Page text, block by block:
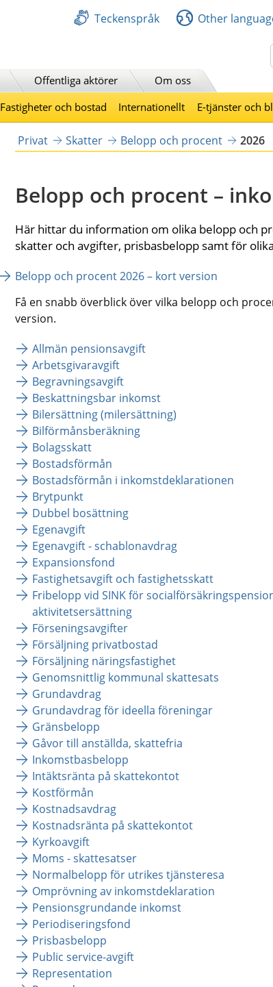
Teckenspråk Other
Offentliga aktörer
Om oss
Fastigheter och bostad Internationellt E-tjänster och
Privat Skatter Belopp och procent 2026
Belopp och procent –
Här hittar du information om olika belopp och
skatter och avgifter, prisbasbelopp samt för
Belopp och procent 2026 – kort version
Få en snabb överblick över vilka belopp och
version.
Allmän pensionsavgift
Arbetsgivaravgift
Begravningsavgift
Beskattningsbar inkomst
Bilersättning (milersättning)
Bilförmånsberäkning
Bolagsskatt
Bostadsförmån
Bostadsförmån i inkomstdeklarationen
Brytpunkt
Dubbel bosättning
Egenavgift
Egenavgift - schablonavdrag
Expansionsfond
Fastighetsavgift och fastighetsskatt
Fribelopp vid SINK för
aktivitetsersättning
Förseningsavgifter
Försäljning privatbostad
Försäljning näringsfastighet
Genomsnittlig kommunal skattesats
Grundavdrag
Grundavdrag för ideella föreningar
Gränsbelopp
Gåvor till anställda, skattefria
Inkomstbasbelopp
Intäktsränta på skattekontot
Kostförmån
Kostnadsavdrag
Kostnadsränta på skattekontot
Kyrkoavgift
Moms - skattesatser
Normalbelopp för utrikes tjänsteresa
Omprövning av inkomstdeklaration
Pensionsgrundande inkomst
Periodiseringsfond
Prisbasbelopp
Public service-avgift
Representation